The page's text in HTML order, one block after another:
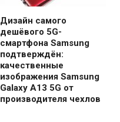
Дизайн самого
дешёвого 5G-
смартфона Samsung
подтверждён:
качественные
изображения Samsung
Galaxy A13 5G от
производителя чехлов